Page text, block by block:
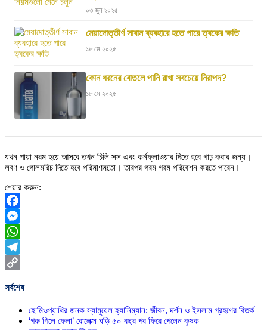
০৩ জুন ২০২৫
মেয়াদোত্তীর্ণ সাবান ব্যবহারে হতে পারে ত্বকের ক্ষতি
১৮ মে ২০২৫
কোন ধরনের বোতলে পানি রাখা সবচেয়ে নিরাপদ?
১৮ মে ২০২৫
যখন পায়া নরম হয়ে আসবে তখন চিলি সস এবং কর্নফ্লাওয়ার দিতে হবে গাঢ় করার জন্য।
লবণ ও গোলমরিচ দিতে হবে পরিমাণমতো। তারপর গরম গরম পরিবেশন করতে পারেন।
শেয়ার করুন:
Facebook
Messenger
WhatsApp
Telegram
Link
সর্বশেষ
হোমিওপ্যাথির জনক স্যামুয়েল হ্যানিম্যান: জীবন, দর্শন ও ইসলাম গ্রহণের বিতর্ক
‘গরু গিলে ফেলা’ রোলেক্স ঘড়ি ৫০ বছর পর ফিরে পেলেন কৃষক